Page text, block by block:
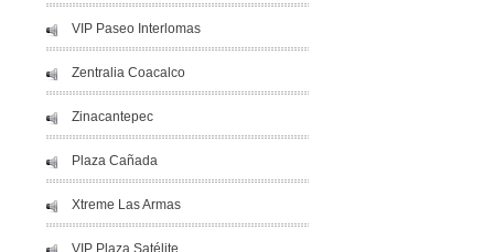
VIP Paseo Interlomas
Zentralia Coacalco
Zinacantepec
Plaza Cañada
Xtreme Las Armas
VIP Plaza Satélite